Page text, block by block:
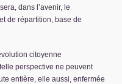
dans l’avenir, le
de répartition, base de
citoyenne
perspective ne peuvent
entière, elle aussi, enfermée